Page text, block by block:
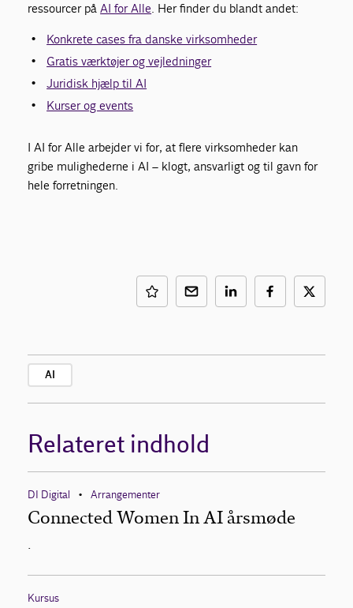
ressourcer påAI for Alle. Her finder du blandt andet:
Konkrete cases fra danske virksomheder
Gratis værktøjer og vejledninger
Juridisk hjælp til AI
Kurser og events
I AI for Alle arbejder vi for, at flere virksomheder kan
gribe mulighederne i AI – klogt, ansvarligt og til gavn for
hele forretningen.
AI
Relateret indhold
DI Digital • Arrangementer
Connected Women In AI årsmøde
.
Kursus